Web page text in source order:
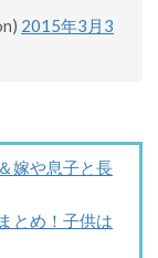
2015年3月3
嫁や息子と長
とめ！子供は